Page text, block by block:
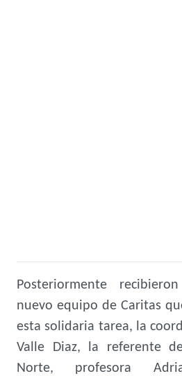
Posteriormente
nuevo equipo de Caritas
esta solidaria tarea, la
Valle Diaz, la referente
Norte, profesora